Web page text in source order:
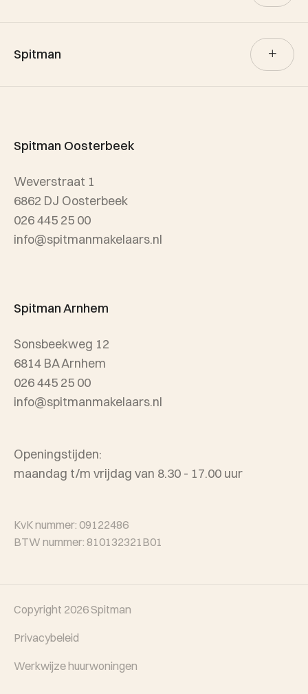
Aankoop
Spitman
Referenties
Wijken
Spitman Oosterbeek
Weverstraat 1
6862 DJ Oosterbeek
026 445 25 00
info@spitmanmakelaars.nl
Spitman Arnhem
Sonsbeekweg 12
6814 BA Arnhem
026 445 25 00
info@spitmanmakelaars.nl
Openingstijden:
maandag t/m vrijdag van 8.30 - 17.00 uur
KvK nummer: 09122486
BTW nummer: 810132321B01
Copyright 2026Spitman
Privacybeleid
Werkwijze huurwoningen